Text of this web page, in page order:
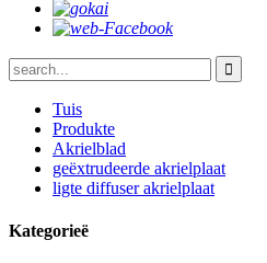
Tuis
Produkte
Akrielblad
geëxtrudeerde akrielplaat
ligte diffuser akrielplaat
Kategorieë